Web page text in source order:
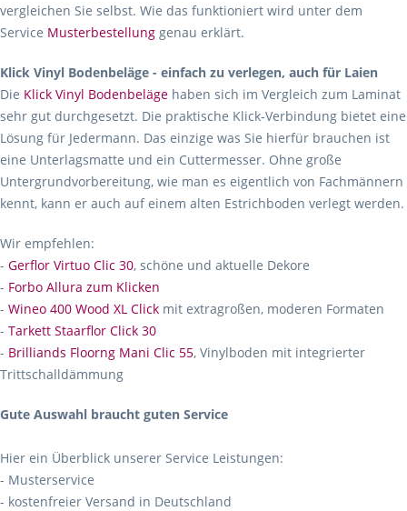
vergleichen Sie selbst. Wie das funktioniert wird unter dem
Service Musterbestellung genau erklärt.
Klick Vinyl Bodenbeläge - einfach zu verlegen, auch für Laien
Die Klick Vinyl Bodenbeläge haben sich im Vergleich zum Laminat
sehr gut durchgesetzt. Die praktische Klick-Verbindung bietet eine
Lösung für Jedermann. Das einzige was Sie hierfür brauchen ist
eine Unterlagsmatte und ein Cuttermesser. Ohne große
Untergrundvorbereitung, wie man es eigentlich von Fachmännern
kennt, kann er auch auf einem alten Estrichboden verlegt werden.
Wir empfehlen:
- Gerflor Virtuo Clic 30, schöne und aktuelle Dekore
- Forbo Allura zum Klicken
- Wineo 400 Wood XL Click mit extragroßen, moderen Formaten
- Tarkett Staarflor Click 30
- Brilliands Floorng Mani Clic 55, Vinylboden mit integrierter
Trittschalldämmung
Gute Auswahl braucht guten Service
Hier ein Überblick unserer Service Leistungen:
- Musterservice
- kostenfreier Versand in Deutschland